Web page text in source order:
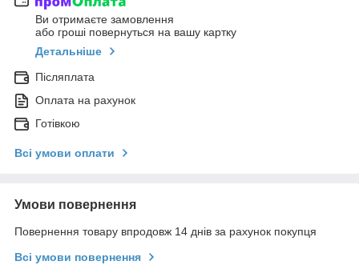
Ви отримаєте замовлення
або гроші повернуться на вашу картку
Детальніше
Післяплата
Оплата на рахунок
Готівкою
Всі умови оплати
Умови повернення
Повернення товару впродовж 14 днів за рахунок покупця
Всі умови повернення